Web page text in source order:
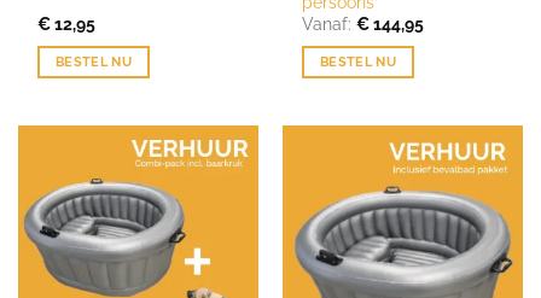
€12,95
BESTEL NU
Vanaf:€144,95
BESTEL NU